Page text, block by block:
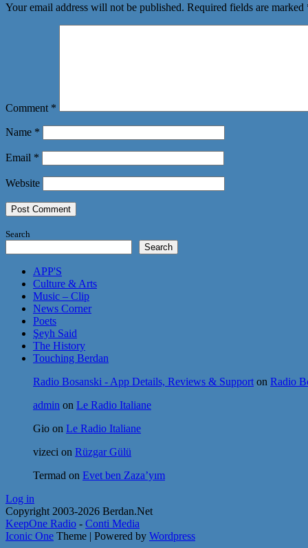
Your email address will not be published. Required fields are marked
Comment *
Name *
Email *
Website
Search
Search
APP'S
Culture & Arts
Music – Clip
News Corner
Poets
Şeyh Said
The History
Touching Berdan
Radio Bosanski - App Details, Reviews & Support on Radio
admin on Le Radio Italiane
Gio on Le Radio Italiane
vizeci on Rüzgar Gülü
Termad on Evet ben Zaza’yım
Log in
Copyright 2003-2026 Berdan.Net
KeepOne Radio - Conti Media
Iconic One Theme | Powered by Wordpress